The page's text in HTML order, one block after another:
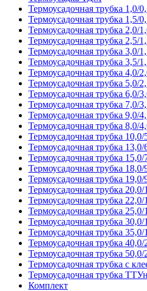
Термоусадочная трубка 1,0/
Термоусадочная трубка 1,5/
Термоусадочная трубка 2,0/
Термоусадочная трубка 2,5/
Термоусадочная трубка 3,0/
Термоусадочная трубка 3,5/
Термоусадочная трубка 4,0/
Термоусадочная трубка 5,0/
Термоусадочная трубка 6,0/
Термоусадочная трубка 7,0/
Термоусадочная трубка 9,0/
Термоусадочная трубка 8,0/
Термоусадочная трубка
Термоусадочная трубка 13,0/
Термоусадочная трубка
Термоусадочная трубка 18,0/
Термоусадочная трубка 19,0/
Термоусадочная трубка 20,0/
Термоусадочная трубка 22,0/
Термоусадочная трубка 25,0/
Термоусадочная трубка 30,0/
Термоусадочная трубка
Термоусадочная трубка 40,0/
Термоусадочная трубка 50,0/
Термоусадочная трубка с
Термоусадочная трубка
Комплект